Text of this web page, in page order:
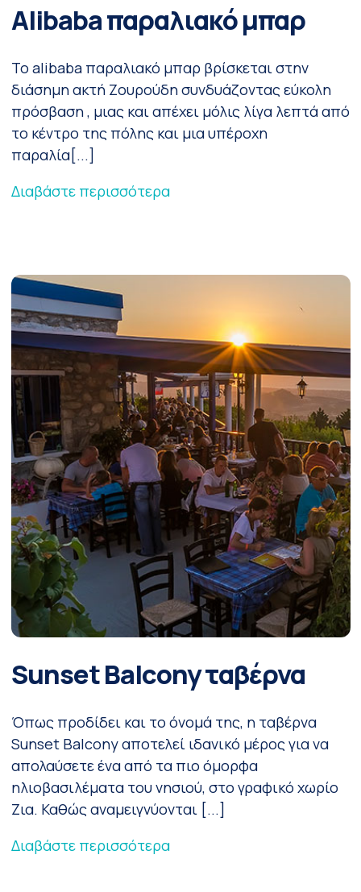
Alibaba παραλιακό μπαρ
To alibaba παραλιακό μπαρ βρίσκεται στην
διάσημη ακτή Ζουρούδη συνδυάζοντας εύκολη
πρόσβαση , μιας και απέχει μόλις λίγα λεπτά από
το κέντρο της πόλης και μια υπέροχη
παραλία[...]
Διαβάστε περισσότερα
Sunset Balcony ταβέρνα
Όπως προδίδει και το όνομά της, η ταβέρνα
Sunset Balcony αποτελεί ιδανικό μέρος για να
απολαύσετε ένα από τα πιο όμορφα
ηλιοβασιλέματα του νησιού, στο γραφικό χωρίο
Ζια. Καθώς αναμειγνύονται [...]
Διαβάστε περισσότερα